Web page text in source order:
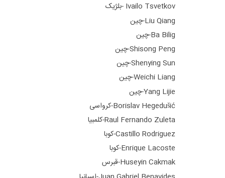
Ivailo Tsvetkov -بلژیک
Liu Qiang-چین
Ba Bilig-چین
Shisong Peng-چین
Shenying Sun-چین
Weichi Liang-چین
Yang Lijie-چین
Borislav Hegedušić-کرواسی
Raul Fernando Zuleta-کلمبیا
Castillo Rodriguez-کوبا
Enrique Lacoste-کوبا
Huseyin Cakmak-قبرس